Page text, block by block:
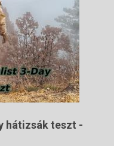
hátizsák teszt -